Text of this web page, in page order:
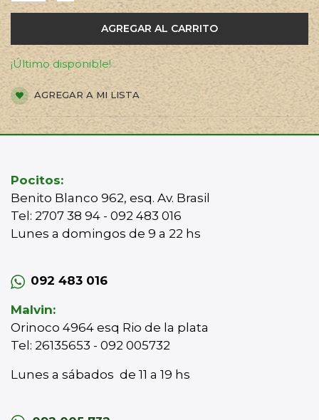
AGREGAR AL CARRITO
¡Último disponible!
AGREGAR A MI LISTA
Pocitos:
Benito Blanco 962, esq. Av. Brasil
Tel: 2707 38 94 - 092 483 016
Lunes a domingos de 9 a 22 hs
092 483 016
Malvin:
Orinoco 4964 esq Rio de la plata
Tel: 26135653 - 092 005732
Lunes a sábados de 11 a 19 hs